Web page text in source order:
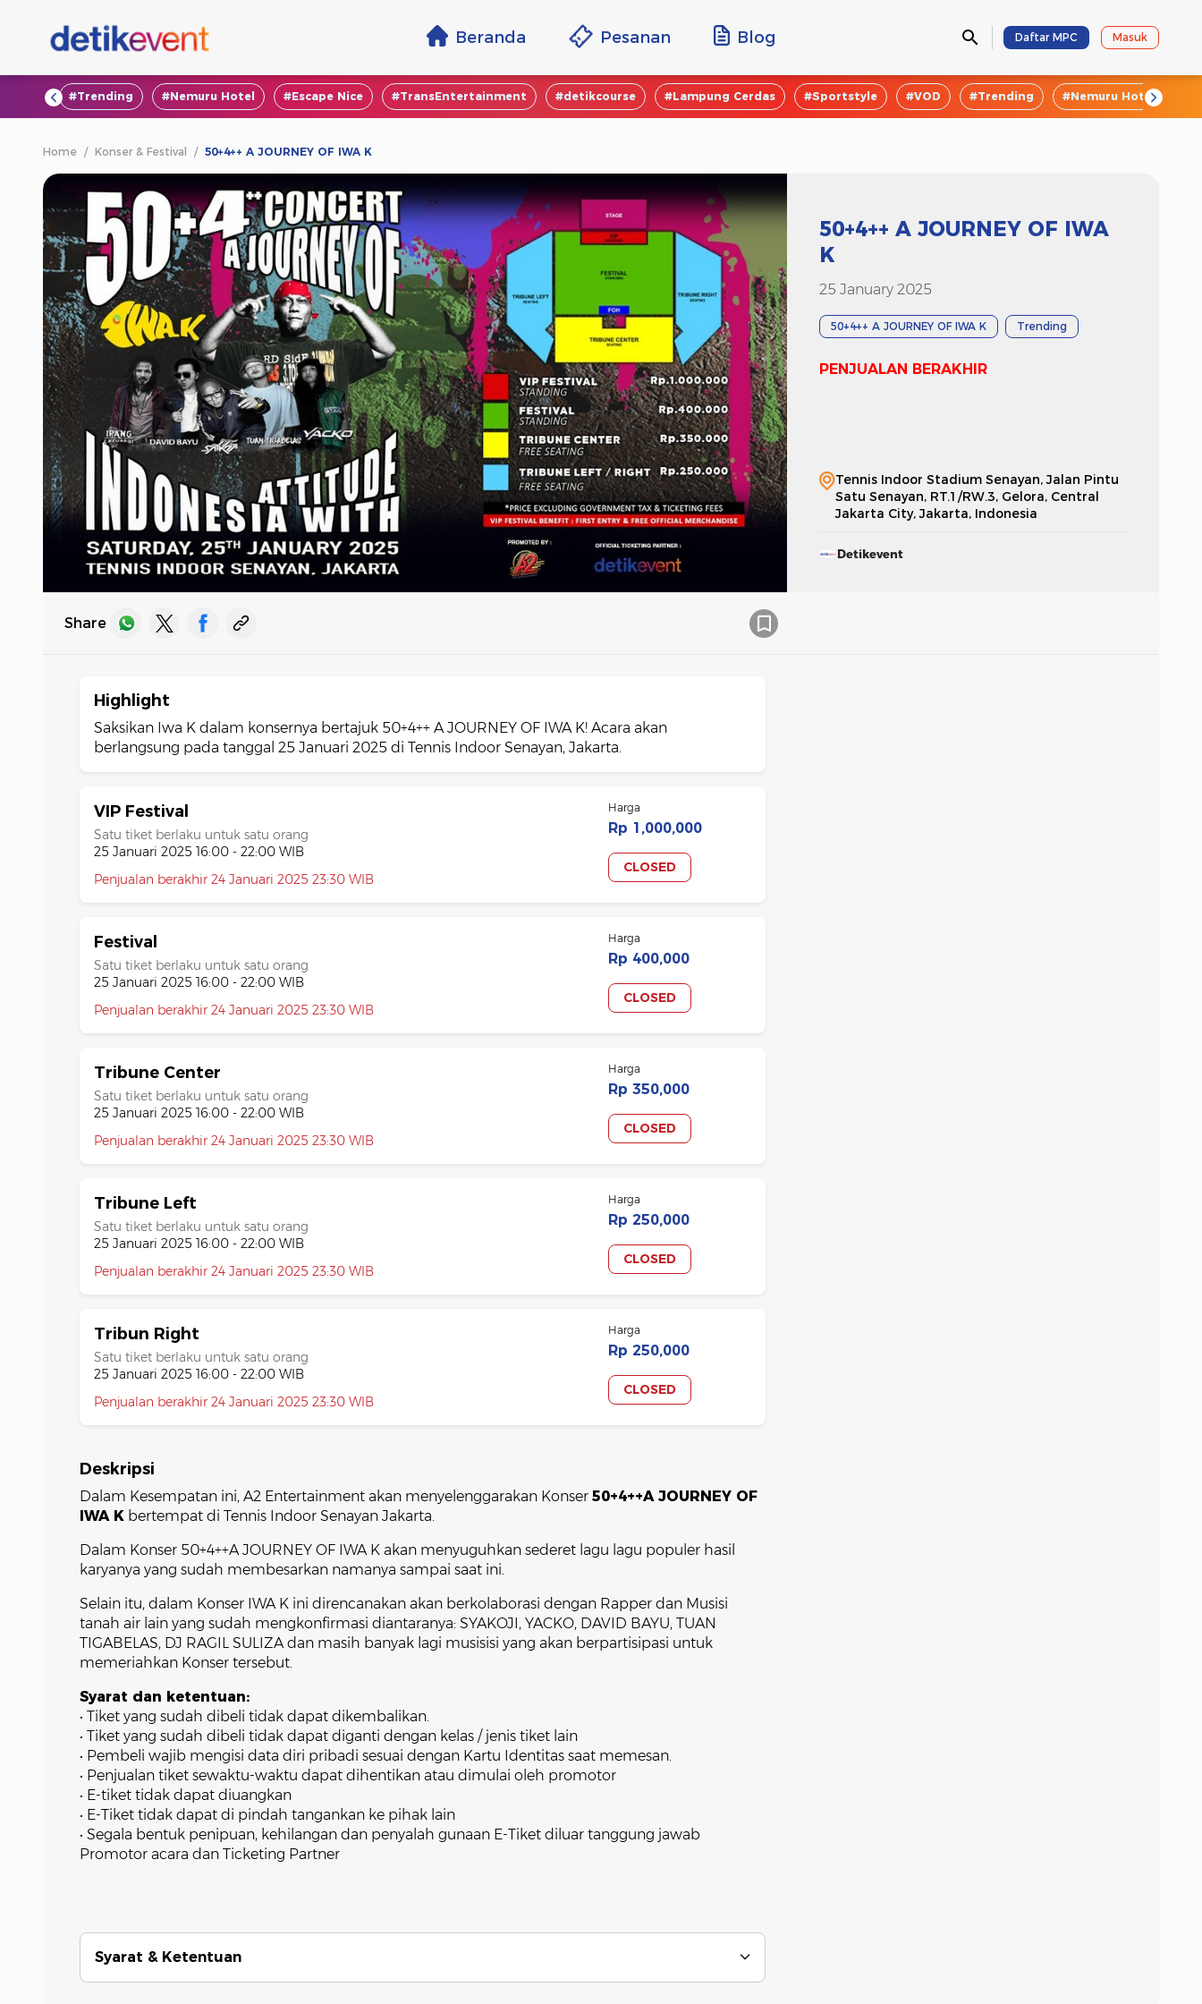
Beranda Pesanan Blog Daftar MPC Masuk
#Trending #Nemuru Hotel #Escape Nice #TransEntertainment #detikcourse #Lampung Cerdas #Sportstyle #VOD #Trending #Nemuru Hotel
Home / Konser & Festival / 50+4++ A JOURNEY OF IWA K
50+4++ A JOURNEY OF IWA
K
25 January 2025
50+4++ A JOURNEY OF IWA K Trending
PENJUALAN BERAKHIR
Tennis Indoor Stadium Senayan, Jalan Pintu
Satu Senayan, RT.1/RW.3, Gelora, Central
Jakarta City, Jakarta, Indonesia
Detikevent
Share
Highlight
Saksikan Iwa K dalam konsernya bertajuk 50+4++ A JOURNEY OF IWA K! Acara akan
berlangsung pada tanggal 25 Januari 2025 di Tennis Indoor Senayan, Jakarta.
VIP Festival
Satu tiket berlaku untuk satu orang
25 Januari 2025 16:00 - 22:00 WIB
Penjualan berakhir 24 Januari 2025 23:30 WIB
Harga
Rp 1,000,000
CLOSED
Festival
Satu tiket berlaku untuk satu orang
25 Januari 2025 16:00 - 22:00 WIB
Penjualan berakhir 24 Januari 2025 23:30 WIB
Harga
Rp 400,000
CLOSED
Tribune Center
Satu tiket berlaku untuk satu orang
25 Januari 2025 16:00 - 22:00 WIB
Penjualan berakhir 24 Januari 2025 23:30 WIB
Harga
Rp 350,000
CLOSED
Tribune Left
Satu tiket berlaku untuk satu orang
25 Januari 2025 16:00 - 22:00 WIB
Penjualan berakhir 24 Januari 2025 23:30 WIB
Harga
Rp 250,000
CLOSED
Tribun Right
Satu tiket berlaku untuk satu orang
25 Januari 2025 16:00 - 22:00 WIB
Penjualan berakhir 24 Januari 2025 23:30 WIB
Harga
Rp 250,000
CLOSED
Deskripsi
Dalam Kesempatan ini, A2 Entertainment akan menyelenggarakan Konser 50+4++A JOURNEY OF
IWA Kbertempat di Tennis Indoor Senayan Jakarta.
Dalam Konser 50+4++A JOURNEY OF IWA K akan menyuguhkan sederet lagu lagu populer hasil
karyanya yang sudah membesarkan namanya sampai saat ini.
Selain itu, dalam Konser IWA K ini direncanakan akan berkolaborasi dengan Rapper dan Musisi
tanah air lain yang sudah mengkonfirmasi diantaranya: SYAKOJI, YACKO, DAVID BAYU, TUAN
TIGABELAS, DJ RAGIL SULIZA dan masih banyak lagi musisisi yang akan berpartisipasi untuk
memeriahkan Konser tersebut.
Syarat dan ketentuan:
• Tiket yang sudah dibeli tidak dapat dikembalikan.
• Tiket yang sudah dibeli tidak dapat diganti dengan kelas / jenis tiket lain
• Pembeli wajib mengisi data diri pribadi sesuai dengan Kartu Identitas saat memesan.
• Penjualan tiket sewaktu-waktu dapat dihentikan atau dimulai oleh promotor
• E-tiket tidak dapat diuangkan
• E-Tiket tidak dapat di pindah tangankan ke pihak lain
• Segala bentuk penipuan, kehilangan dan penyalah gunaan E-Tiket diluar tanggung jawab
Promotor acara dan Ticketing Partner
Syarat & Ketentuan